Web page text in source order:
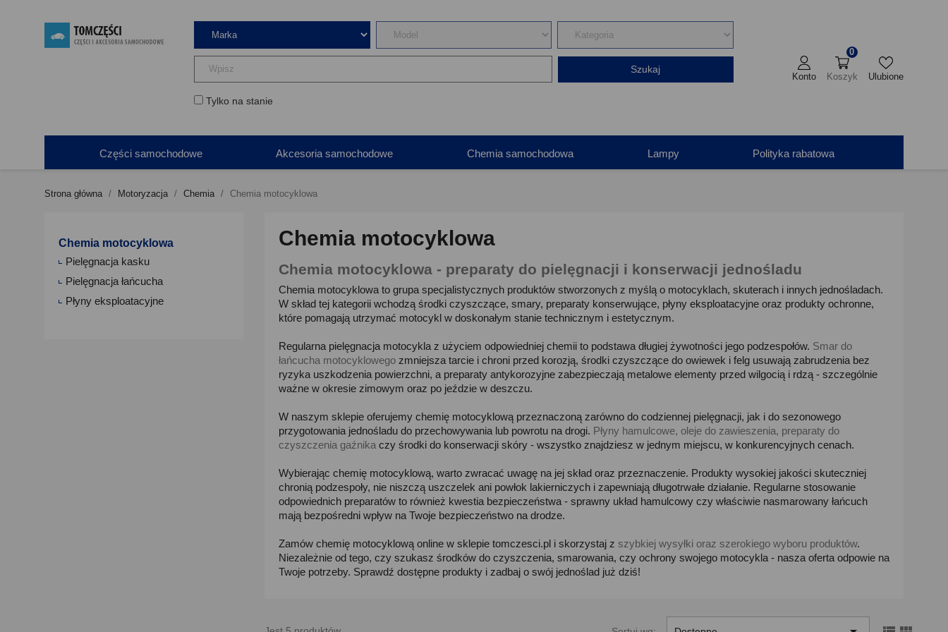
Tylko na stanie
Szukaj
Konto Koszyk
0
Ulubione
Części samochodowe Akcesoria samochodowe Chemia samochodowa Lampy Polityka rabatowa
Strona główna Motoryzacja Chemia Chemia motocyklowa
Chemia motocyklowa
Pielęgnacja kasku
Pielęgnacja łańcucha
Płyny eksploatacyjne
Chemia motocyklowa
Chemia motocyklowa - preparaty do pielęgnacji i konserwacji jednośladu
Chemia motocyklowa to grupa specjalistycznych produktów stworzonych z myślą o motocyklach, skuterach i innych jednośladach.
W skład tej kategorii wchodzą środki czyszczące, smary, preparaty konserwujące, płyny eksploatacyjne oraz produkty ochronne,
które pomagają utrzymać motocykl w doskonałym stanie technicznym i estetycznym.
Regularna pielęgnacja motocykla z użyciem odpowiedniej chemii to podstawa długiej żywotności jego podzespołów. Smar do
łańcucha motocyklowego zmniejsza tarcie i chroni przed korozją, środki czyszczące do owiewek i felg usuwają zabrudzenia bez
ryzyka uszkodzenia powierzchni, a preparaty antykorozyjne zabezpieczają metalowe elementy przed wilgocią i rdzą - szczególnie
ważne w okresie zimowym oraz po jeździe w deszczu.
W naszym sklepie oferujemy chemię motocyklową przeznaczoną zarówno do codziennej pielęgnacji, jak i do sezonowego
przygotowania jednośladu do przechowywania lub powrotu na drogi. Płyny hamulcowe, oleje do zawieszenia, preparaty do
czyszczenia gaźnika czy środki do konserwacji skóry - wszystko znajdziesz w jednym miejscu, w konkurencyjnych cenach.
Wybierając chemię motocyklową, warto zwracać uwagę na jej skład oraz przeznaczenie. Produkty wysokiej jakości skuteczniej
chronią podzespoły, nie niszczą uszczelek ani powłok lakierniczych i zapewniają długotrwałe działanie. Regularne stosowanie
odpowiednich preparatów to również kwestia bezpieczeństwa - sprawny układ hamulcowy czy właściwie nasmarowany łańcuch
mają bezpośredni wpływ na Twoje bezpieczeństwo na drodze.
Zamów chemię motocyklową online w sklepie tomczesci.pl i skorzystaj z szybkiej wysyłki oraz szerokiego wyboru produktów.
Niezależnie od tego, czy szukasz środków do czyszczenia, smarowania, czy ochrony swojego motocykla - nasza oferta odpowie na
Twoje potrzeby. Sprawdź dostępne produkty i zadbaj o swój jednoślad już dziś!